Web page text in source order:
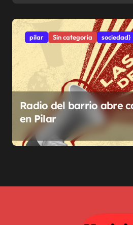
pilar Sin categoría sociedad}
Radio del barrio abre
en Pilar